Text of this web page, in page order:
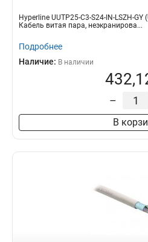
Hyperline UUTP25-C3-S24-IN-LSZH-GY
Кабель витая пара, неэкранирова...
Подробнее
Наличие: В наличии
–
В